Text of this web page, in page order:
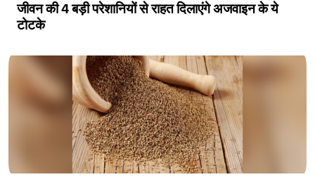
जीवन की 4 बड़ी परेशानियों से राहत दिलाएंगे अजवाइन के ये
टोटके